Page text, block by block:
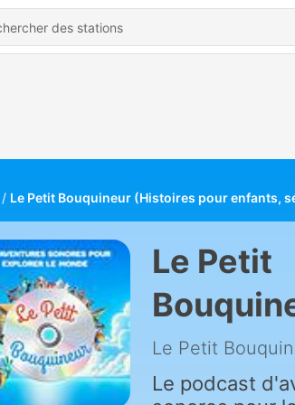
Le Petit Bouquineur (Histoires pour enfants,
Le Petit
enfants,
Le podcast